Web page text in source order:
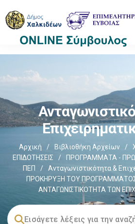
Αρχική / Βιβλιοθήκη Αρχείων /
ΕΠΙΔΟΤΗΣΕΙΣ
/ ΠΡΟΓΡΑΜΜΑΤΑ -
ΠΕΠ
/ Ανταγωνιστικότητα &
ΠΡΟΚΗΡΥΞΗ ΤΟΥ
ΑΝΤΑΓΩΝΙΣΤΙΚΟΤΗΤΑ ΤΩΝ